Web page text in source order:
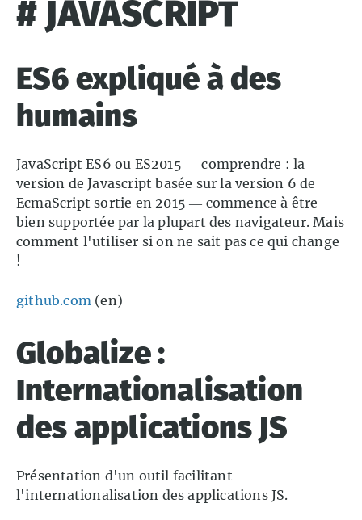
# JAVASCRIPT
ES6 expliqué à des
humains
JavaScript ES6 ou ES2015 — comprendre : la
version de Javascript basée sur la version 6 de
EcmaScript sortie en 2015 — commence à être
bien supportée par la plupart des navigateur. Mais
comment l'utiliser si on ne sait pas ce qui change
!
github.com (en)
Globalize :
Internationalisation
des applications JS
Présentation d'un outil facilitant
l'internationalisation des applications JS.